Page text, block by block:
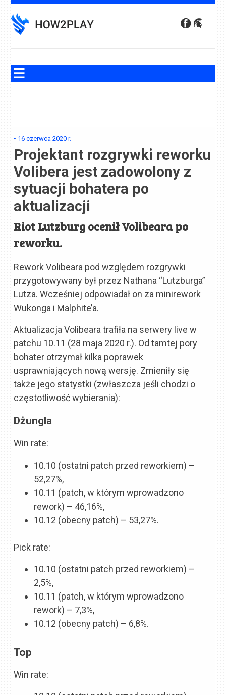
to
content
• 16 czerwca 2020 r.
Projektant rozgrywki reworku
Volibera jest zadowolony z
sytuacji bohatera po
aktualizacji
Riot Lutzburg ocenił Volibeara po
reworku.
Rework Volibeara pod względem rozgrywki
przygotowywany był przez Nathana “Lutzburga”
Lutza. Wcześniej odpowiadał on za minirework
Wukonga i Malphite’a.
Aktualizacja Volibeara trafiła na serwery live w
patchu 10.11 (28 maja 2020 r.). Od tamtej pory
bohater otrzymał kilka poprawek
usprawniających nową wersję. Zmieniły się
także jego statystki (zwłaszcza jeśli chodzi o
częstotliwość wybierania):
Dżungla
Win rate:
10.10 (ostatni patch przed reworkiem) –
52,27%,
10.11 (patch, w którym wprowadzono
rework) – 46,16%,
10.12 (obecny patch) – 53,27%.
Pick rate:
10.10 (ostatni patch przed reworkiem) –
2,5%,
10.11 (patch, w którym wprowadzono
rework) – 7,3%,
10.12 (obecny patch) – 6,8%.
Top
Win rate: